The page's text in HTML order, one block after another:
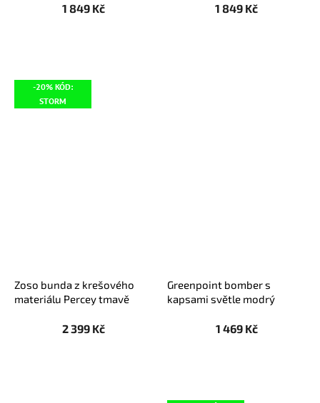
1 849 Kč 1 849 Kč
-20% KÓD:
STORM
Zoso bunda z krešového
materiálu Percey tmavě
2 399 Kč
Greenpoint bomber s
kapsami světle modrý
1 469 Kč